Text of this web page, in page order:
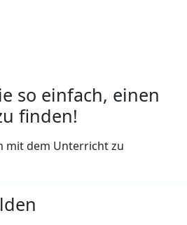
so einfach, einen
finden!
mit dem Unterricht zu